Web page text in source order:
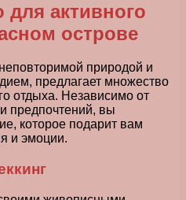
для активного
острове
природой и
предлагает множество
отдыха. Независимо от
предпочтений, вы
которое подарит вам
и эмоции.